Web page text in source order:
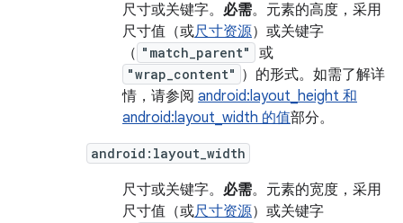
尺寸或关键字。 必需。元素的高度，采用
尺寸值（或尺寸资源）或关键字
（ "match_parent" 或
"wrap_content" ）的形式。如需了解详
情，请参阅 android:layout_height 和
android:layout_width 的值部分。
android:layout_width
尺寸或关键字。 必需。元素的宽度，采用
尺寸值（或尺寸资源）或关键字